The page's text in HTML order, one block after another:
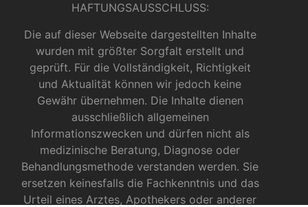
HAFTUNGSAUSSCHLUSS:
Die auf dieser Webseite dargestellten Inhalte
wurden mit größter Sorgfalt erstellt und
geprüft. Für die Vollständigkeit, Richtigkeit
und Aktualität können wir jedoch keine
Gewähr übernehmen. Die Inhalte dienen
ausschließlich allgemeinen
Informationszwecken und dürfen nicht als
medizinische Beratung, Diagnose oder
Behandlungsmethode verstanden werden. Sie
ersetzen keinesfalls die Fachkenntnis und das
Urteil eines Arztes, Apothekers oder anderer